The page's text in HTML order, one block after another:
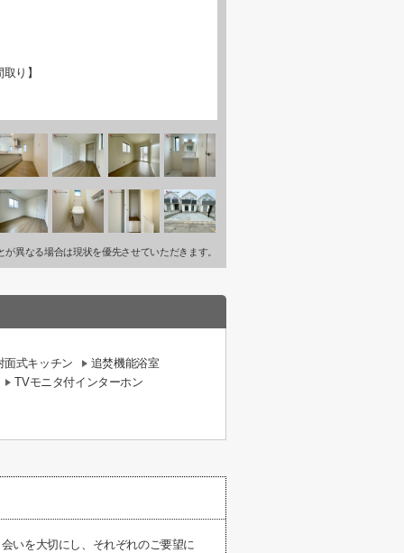
り】
異なる場合は現状を優先させていただきます。
面式キッチン
追焚機能浴室
TVモニタ付インターホン
いを大切にし、それぞれのご要望に